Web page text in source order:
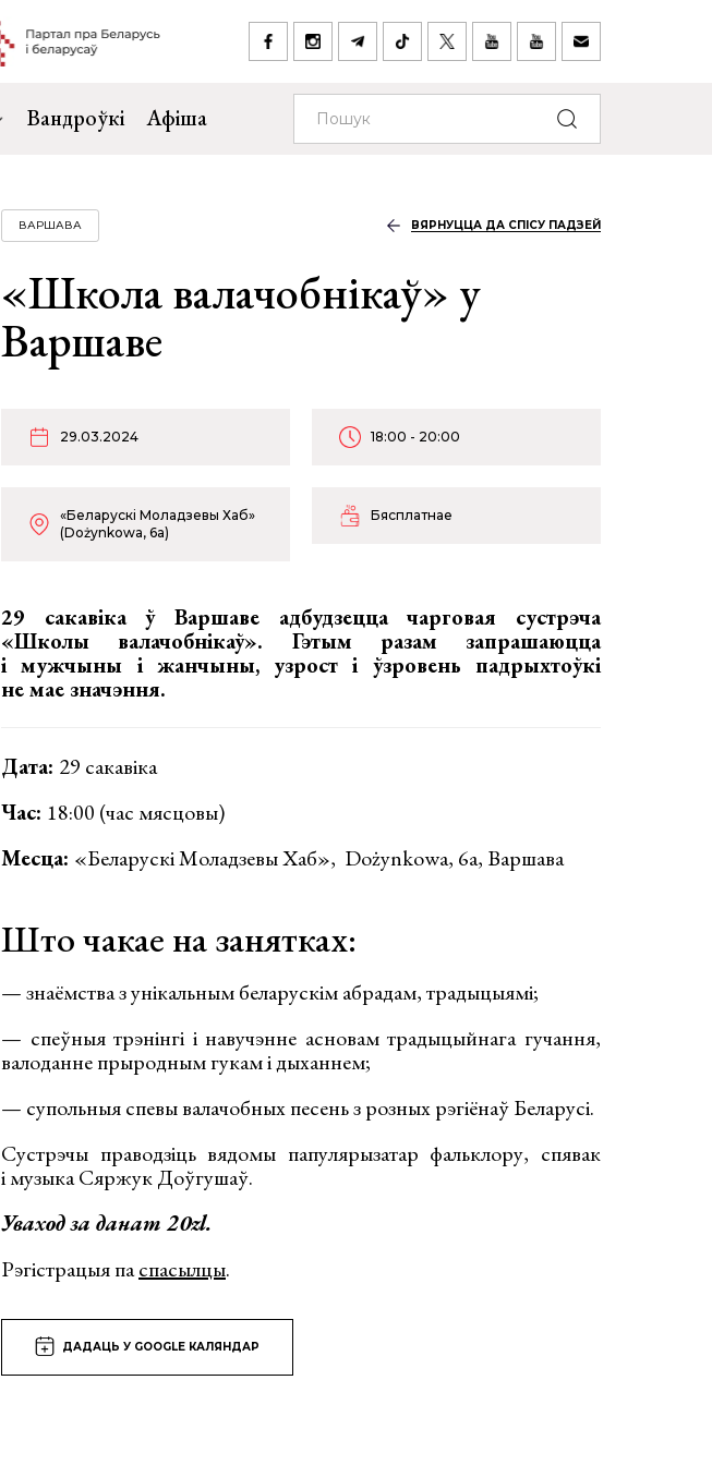
Вандроўкі Афіша
ВАРШАВА ВЯРНУЦЦА ДА СПІСУ ПАДЗЕЙ
«Школа валачобнікаў» у
Варшаве
29.03.2024 18:00 - 20:00
«Беларускі Моладзевы Хаб»
(Dożynkowa, 6a)
Бясплатнае
29 сакавіка ў Варшаве адбудзецца чарговая сустрэча
«Школы валачобнікаў». Гэтым разам запрашаюцца
і мужчыны і жанчыны, узрост і ўзровень падрыхтоўкі
не мае значэння.
Дата: 29 сакавіка
Час: 18:00 (час мясцовы)
Месца: «Беларускі Моладзевы Хаб», Dożynkowa, 6a, Варшава
Што чакае на занятках:
— знаёмства з унікальным беларускім абрадам, традыцыямі;
— спеўныя трэнінгі і навучэнне асновам традыцыйнага гучання,
валоданне прыродным гукам і дыханнем;
— супольныя спевы валачобных песень з розных рэгіёнаў Беларусі.
Сустрэчы праводзіць вядомы папулярызатар фальклору, спявак
і музыка Сяржук Доўгушаў.
Уваход за данат 20zl.
Рэгістрацыя паспасылцы.
ДАДАЦЬ У GOOGLE КАЛЯНДАР